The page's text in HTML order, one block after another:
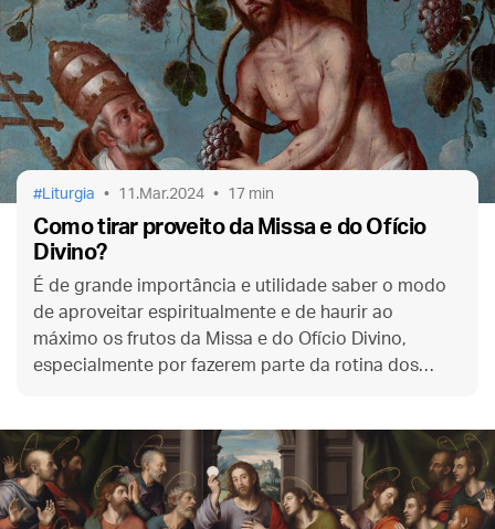
Liturgia 11.Mar.2024 17 min
Como tirar proveito da Missa e do Ofício
Divino?
É de grande importância e utilidade saber o modo
de aproveitar espiritualmente e de haurir ao
máximo os frutos da Missa e do Ofício Divino,
especialmente por fazerem parte da rotina dos